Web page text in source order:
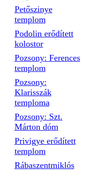
Petőszinye
templom
Podolin erődített
kolostor
Pozsony: Ferences
templom
Pozsony:
Klarisszák
temploma
Pozsony: Szt.
Márton dóm
Privigye erődített
templom
Rábaszentmiklós